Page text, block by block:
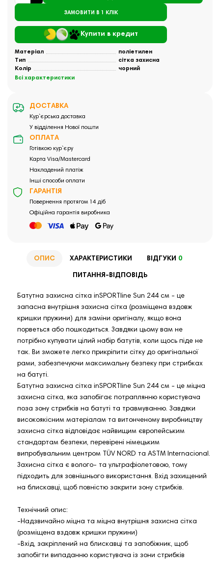
ЗАМОВИТИ В 1 КЛІК
Купити в кредит
Матеріал
поліетилен
Тип
сітка захисна
Колір
чорний
Всі характеристики
ДОСТАВКА
Кур`єрська доставка
У відділення Нової пошти
ОПЛАТА
Готівкою кур`єру
Карта Visa/Mastercard
Накладений платіж
Інші способи оплати
ГАРАНТІЯ
Повернення протягом 14 діб
Офіційна гарантія виробника
ОПИС ХАРАКТЕРИСТИКИ ВІДГУКИ 0
ПИТАННЯ-ВІДПОВІДЬ
Батутна захисна сітка inSPORTline Sun 244 см - це
запасна внутрішня захисна сітка (розміщена вздовж
кришки пружини) для заміни оригіналу, якщо вона
порветься або пошкодиться. Завдяки цьому вам не
потрібно купувати цілий набір батутів, коли щось піде не
так. Ви зможете легко прикріпити сітку до оригінальної
рами, забезпечуючи максимальну безпеку при стрибках
на батуті.
Батутна захисна сітка inSPORTline Sun 244 см - це міцна
захисна сітка, яка запобігає потраплянню користувача
поза зону стрибків на батуті та травмуванню. Завдяки
високоякісним матеріалам та витонченому виробництву
захисна сітка відповідає найвищим європейським
стандартам безпеки, перевірені німецьким
випробувальним центром TÜV NORD та ASTM Internacional.
Захисна сітка є волого- та ультрафіолетовою, тому
підходить для зовнішнього використання. Вхід захищений
на блискавці, щоб повністю закрити зону стрибків.
Технічний опис:
-Надзвичайно міцна та міцна внутрішня захисна сітка
(розміщена вздовж кришки пружини)
-Вхід, закріплений на блискавці та запобіжник, щоб
запобігти випаданню користувача із зони стрибків